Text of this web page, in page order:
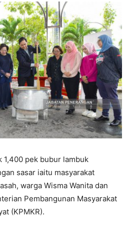
1,400 pek bubur lambuk
sasar iaitu masyarakat
warga Wisma Wanita dan
Pembangunan Masyarakat
(KPMKR).